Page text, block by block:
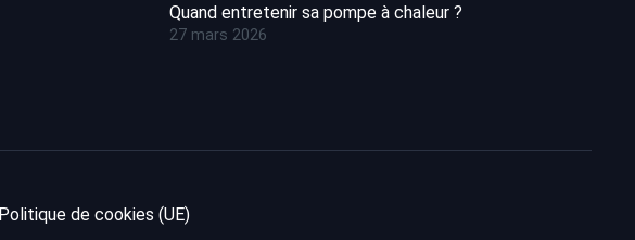
Quand entretenir sa pompe à chaleur ?
27 mars 2026
Politique de cookies (UE)